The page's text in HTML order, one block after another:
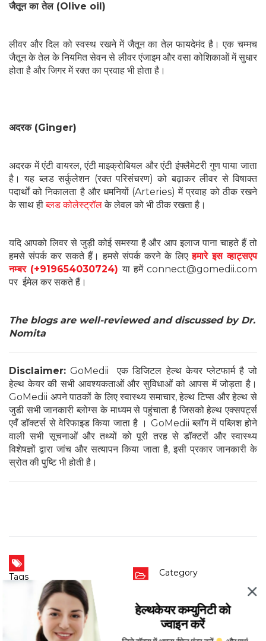
जैतून का तेल (Olive oil)
लीवर और दिल को स्वस्थ रखने में जैतून का तेल फायदेमंद है। एक चम्मच
जैतून के तेल के नियमित सेवन से लीवर एंजाइम और वसा कोशिकाओं में सुधार
होता है और जिगर में रक्त का प्रवाह भी होता है।
अदरक (Ginger)
अदरक में एंटी वायरल, एंटी माइक्रोबियल और एंटी इंफ्लैमेटरी गुण पाया जाता
है। यह ब्लड सर्कुलेशन (रक्त परिसंचरण) को बढ़ाकर लीवर से विषाक्त
पदार्थों को निकालता है और धमनियों (Arteries) में प्रवाह को ठीक रखने
के साथ हीब्लड कोलेस्ट्रॉलके लेवल को भी ठीक रखता है।
यदि आपको लिवर से जुड़ी कोई समस्या है और आप इलाज पाना चाहते हैं तो
हमसे संपर्क कर सकते हैं। हमसे संपर्क करने के लिएहमारे इस व्हाट्सएप
नम्बर (+919654030724) या हमें connect@gomedii.com
पर ईमेल कर सकते हैं।
The blogs are well-reviewed and discussed by Dr.
Nomita
Disclaimer: GoMedii एक डिजिटल हेल्थ केयर प्लेटफार्म है जो
हेल्थ केयर की सभी आवश्यकताओं और सुविधाओं को आपस में जोड़ता है।
GoMedii अपने पाठकों के लिए स्वास्थ्य समाचार, हेल्थ टिप्स और हेल्थ से
जुडी सभी जानकारी ब्लोग्स के माध्यम से पहुंचाता है जिसको हेल्थ एक्सपर्ट्स
एवँ डॉक्टर्स से वेरिफाइड किया जाता है । GoMedii ब्लॉग में पब्लिश होने
वाली सभी सूचनाओं और तथ्यों को पूरी तरह से डॉक्टरों और स्वास्थ्य
विशेषज्ञों द्वारा जांच और सत्यापन किया जाता है, इसी प्रकार जानकारी के
स्रोत की पुष्टि भी होती है।
Tags
Liver Infection in Hindi,
Liver
Infection me Kya Khana Chahiye in
Liver Infection me Kya Khaye
,What to Eat in a Liver
Infection in Hindi,लिवर इन्फेक्शन में क्या
खाना चाहिए
Category
हेल्थकेयर कम्युनिटी को
ज्वाइन करें